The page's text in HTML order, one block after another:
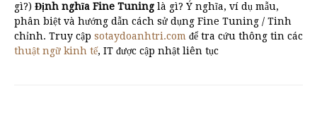
gì?) Định nghĩa Fine Tuning là gì? Ý nghĩa, ví dụ mẫu,
phân biệt và hướng dẫn cách sử dụng Fine Tuning / Tinh
chỉnh. Truy cập sotaydoanhtri.com để tra cứu thông tin các
thuật ngữ kinh tế, IT được cập nhật liên tục